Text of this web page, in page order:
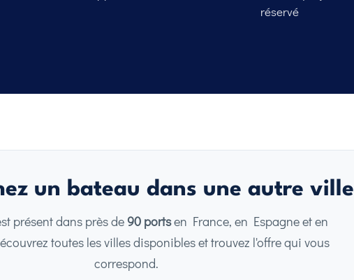
réservé
un bateau dans une autre
présent dans près de 90 portsen France, en Espagne et en
toutes les villes disponibles et trouvez l'offre qui vous
correspond.